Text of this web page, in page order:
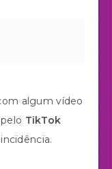
algum vídeo
TikTok